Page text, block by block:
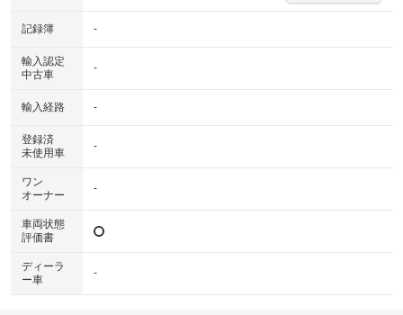
記録簿 -
輸入認定
中古車
-
輸入経路 -
登録済
未使用車
-
ワン
オーナー
-
車両状態
評価書
ディーラ
ー車
-